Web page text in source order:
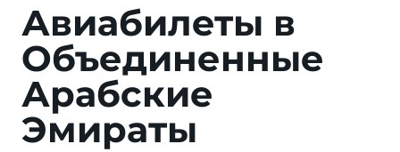
Авиабилеты в
Объединенные
Арабские
Эмираты